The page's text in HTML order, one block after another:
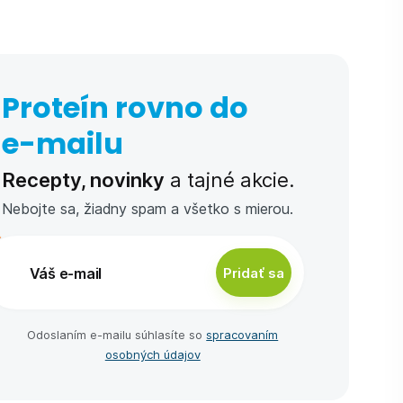
Proteín rovno do
e-⁠mailu
Recepty, novinky a tajné akcie.
Nebojte sa, žiadny spam a všetko s mierou.
Pridať sa
Odoslaním e-⁠mailu súhlasíte sospracovaním
osobných údajov